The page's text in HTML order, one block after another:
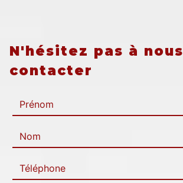
N'hésitez pas à nous
contacter